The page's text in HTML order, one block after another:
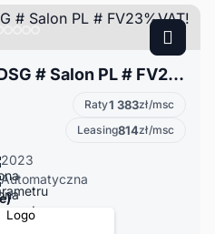
Cupra Leon 1.5 eTSI DSG # Salon PL # FV23%VAT! # Gwarancja!
Raty1 383zł/msc
Leasing814zł/msc
2023
Automatyczna